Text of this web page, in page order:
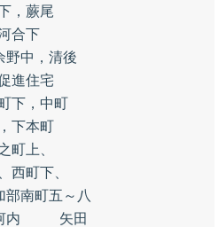
，蕨尾
合下
野中，清後
進住宅
下，中町
下本町
町上、
西町下、
部南町五～八
内
矢田